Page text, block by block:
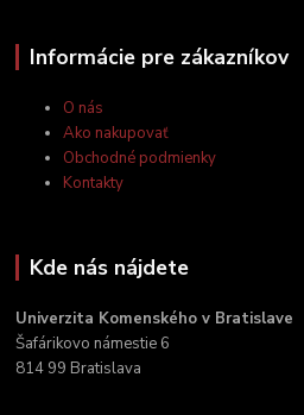
Informácie pre zákazníkov
O nás
Ako nakupovať
Obchodné podmienky
Kontakty
Kde nás nájdete
Univerzita Komenského v Bratislave
Šafárikovo námestie 6
814 99 Bratislava